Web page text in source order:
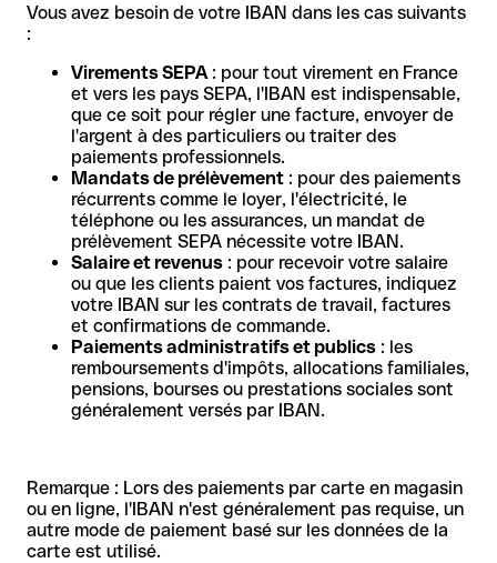
Vous avez besoin de votre IBAN dans les cas suivants
:
Virements SEPA: pour tout virement en France
et vers les pays SEPA, l'IBAN est indispensable,
que ce soit pour régler une facture, envoyer de
l'argent à des particuliers ou traiter des
paiements professionnels.
Mandats de prélèvement : pour des paiements
récurrents comme le loyer, l'électricité, le
téléphone ou les assurances, un mandat de
prélèvement SEPA nécessite votre IBAN.
Salaire et revenus : pour recevoir votre salaire
ou que les clients paient vos factures, indiquez
votre IBAN sur les contrats de travail, factures
et confirmations de commande.
Paiements administratifs et publics : les
remboursements d'impôts, allocations familiales,
pensions, bourses ou prestations sociales sont
généralement versés par IBAN.
Remarque : Lors des paiements par carte en magasin
ou en ligne, l'IBAN n'est généralement pas requise, un
autre mode de paiement basé sur les données de la
carte est utilisé.